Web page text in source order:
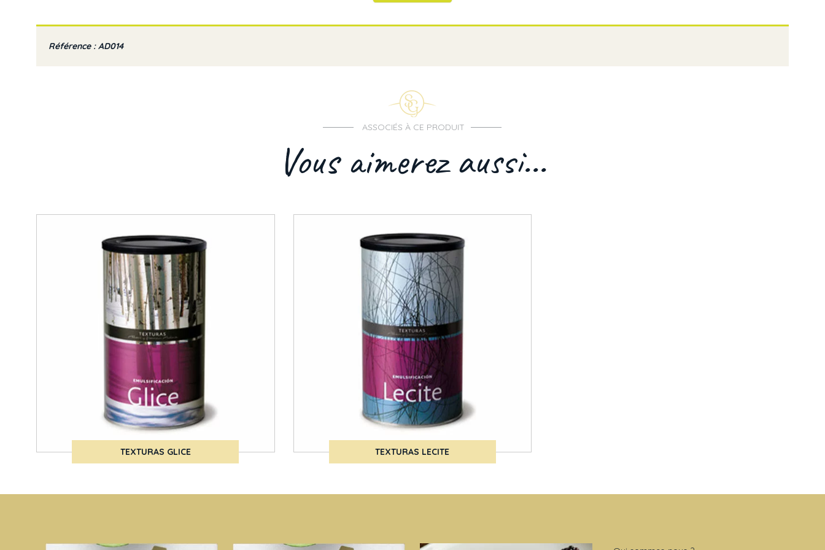
Référence : AD014
ASSOCIÉS À CE PRODUIT
Vous aimerez aussi...
TEXTURAS GLICE TEXTURAS LECITE